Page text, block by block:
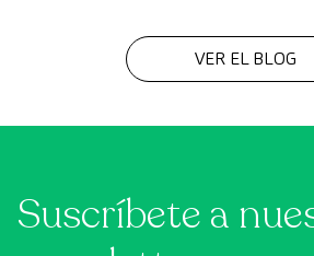
VER EL BLOG
Suscríbete a